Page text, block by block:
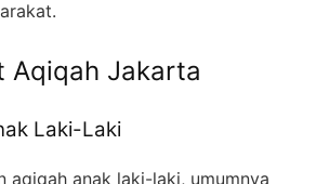
Aqiqah Jakarta
Laki-Laki
aqiqah anak laki-laki, umumnya